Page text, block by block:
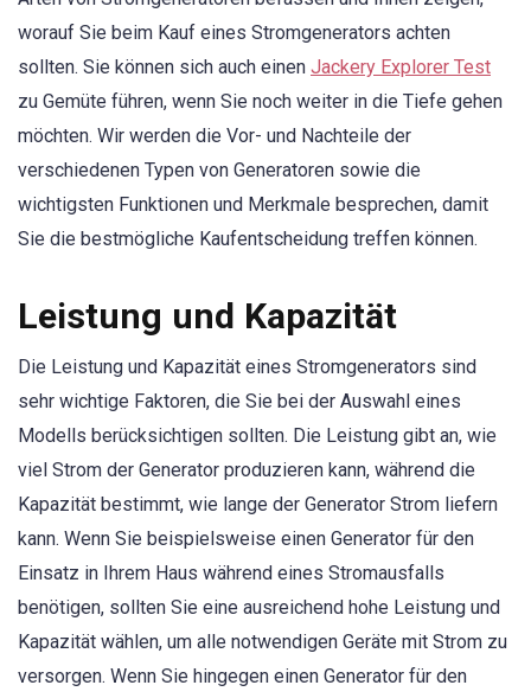
worauf Sie beim Kauf eines Stromgenerators achten
sollten. Sie können sich auch einen Jackery Explorer Test
zu Gemüte führen, wenn Sie noch weiter in die Tiefe gehen
möchten. Wir werden die Vor- und Nachteile der
verschiedenen Typen von Generatoren sowie die
wichtigsten Funktionen und Merkmale besprechen, damit
Sie die bestmögliche Kaufentscheidung treffen können.
Leistung und Kapazität
Die Leistung und Kapazität eines Stromgenerators sind
sehr wichtige Faktoren, die Sie bei der Auswahl eines
Modells berücksichtigen sollten. Die Leistung gibt an, wie
viel Strom der Generator produzieren kann, während die
Kapazität bestimmt, wie lange der Generator Strom liefern
kann. Wenn Sie beispielsweise einen Generator für den
Einsatz in Ihrem Haus während eines Stromausfalls
benötigen, sollten Sie eine ausreichend hohe Leistung und
Kapazität wählen, um alle notwendigen Geräte mit Strom zu
versorgen. Wenn Sie hingegen einen Generator für den